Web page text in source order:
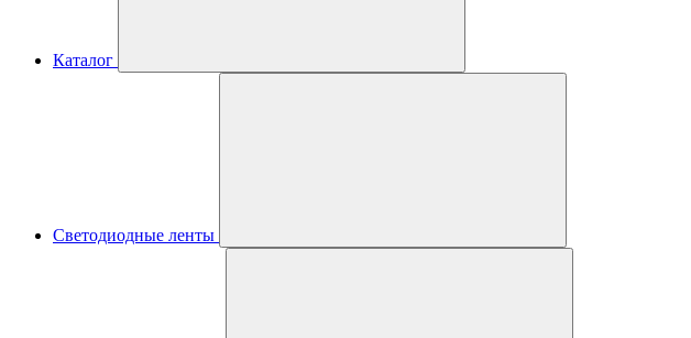
Каталог
Светодиодные ленты